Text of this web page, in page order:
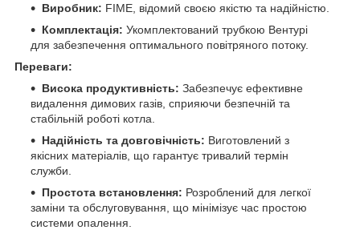
Виробник: FIME, відомий своєю якістю та надійністю.
Комплектація: Укомплектований трубкою Вентурі
для забезпечення оптимального повітряного потоку.
Переваги:
Висока продуктивність: Забезпечує ефективне
видалення димових газів, сприяючи безпечній та
стабільній роботі котла.
Надійність та довговічність: Виготовлений з
якісних матеріалів, що гарантує тривалий термін
служби.
Простота встановлення: Розроблений для легкої
заміни та обслуговування, що мінімізує час простою
системи опалення.